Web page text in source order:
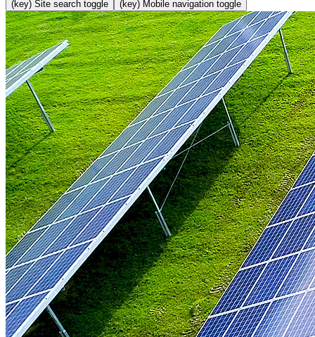
(key) Site search toggle (key) Mobile navigation toggle